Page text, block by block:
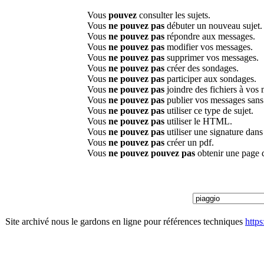
Vous pouvez consulter les sujets.
Vous ne pouvez pas débuter un nouveau sujet.
Vous ne pouvez pas répondre aux messages.
Vous ne pouvez pas modifier vos messages.
Vous ne pouvez pas supprimer vos messages.
Vous ne pouvez pas créer des sondages.
Vous ne pouvez pas participer aux sondages.
Vous ne pouvez pas joindre des fichiers à vos
Vous ne pouvez pas publier vos messages
Vous ne pouvez pas utiliser ce type de sujet.
Vous ne pouvez pas utiliser le HTML.
Vous ne pouvez pas utiliser une signature
Vous ne pouvez pas créer un pdf.
Vous ne pouvez pouvez pas obtenir une page
Site archivé nous le gardons en ligne pour références techniques